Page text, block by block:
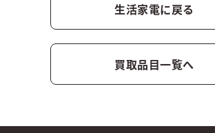
生活家電に戻る
買取品目一覧へ